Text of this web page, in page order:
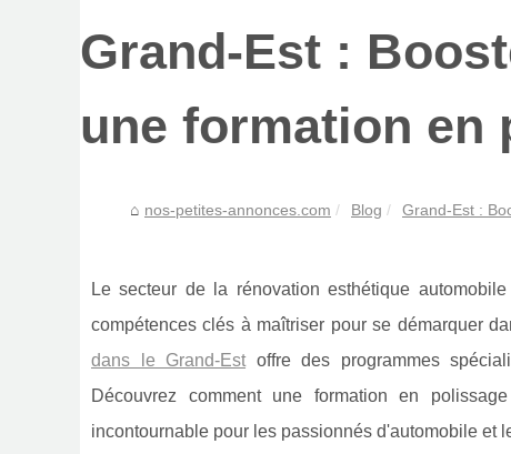
Grand-Est :
une formation en
nos-petites-annonces.com Blog Grand-Est :
Le secteur de la rénovation esthétique
compétences clés à maîtriser pour se démarquer
dans le Grand-Est offre des programmes
Découvrez comment une formation en
incontournable pour les passionnés d'automobile et